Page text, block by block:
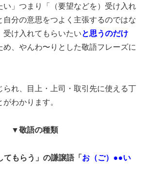
い」つまり「（要望などを）受け入れ
自分の意思をつよく主張するのではな
受け入れてもらいたいと思うのだけ
め、やんわ〜りとした敬語フレーズに
られ、目上・上司・取引先に使える丁
わかります。
▼敬語の種類
てもらう」の謙譲語「 お（ご）●●い